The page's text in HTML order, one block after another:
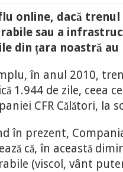
online, dacă
sau a
din țara noastră
în anul 2010,
1.944 de zile, ceea
CFR Călători, la
în prezent,
că, în această
(viscol, vânt